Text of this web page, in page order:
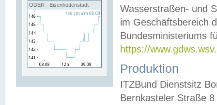
ODER - Eisenhüttenstadt
Wasserstraßen- und
im Geschäftsbereich
Bundesministeriums
https://
Produktion
ITZBund Dienstsitz
Bernkasteler Straße 8